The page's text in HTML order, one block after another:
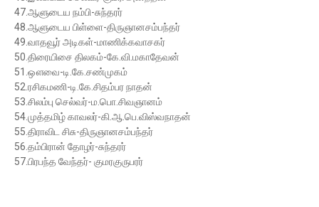
47.ஆளுடைய நம்பி-சுந்தரர்
48.ஆளுடைய பிள்ளை-திருஞானசம்பந்தர்
49.வாதவூர் அடிகள்-மாணிக்கவாசகர்
50.திரையிசை திலகம்-கே.வி.மகாதேவன்
51.ஔவை-டி.கே.சண்முகம்
52.ரசிகமணி-டி.கே.சிதம்பர நாதன்
53.சிலம்பு செல்வர்-ம.பொ.சிவஞானம்
54.முத்தமிழ் காவலர்-கி.ஆ.பெ.விஸ்வநாதன்
55.திராவிட சிசு-திருஞானசம்பந்தர்
56.தம்பிரான் தோழர்-சுந்தரர்
57.பிரபந்த வேந்தர்- குமரகுருபரர்